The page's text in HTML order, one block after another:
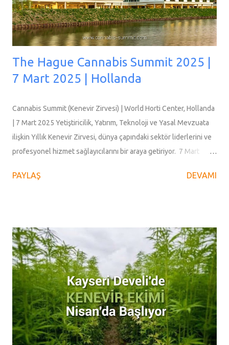
program kapsamında iş fik...
The Hague Cannabis Summit 2025 |
7 Mart 2025 | Hollanda
Cannabis Summit (Kenevir Zirvesi) | World Horti Center, Hollanda
| 7 Mart 2025 Yetiştiricilik, Yatırım, Teknoloji ve Yasal Mevzuata
ilişkin Yıllık Kenevir Zirvesi, dünya çapındaki sektör liderlerini ve
profesyonel hizmet sağlayıcılarını bir araya getiriyor. 7 Mart
ev sahipliği yapacak. Bu konferans, kenevir endüstrisindeki en
panel yer alacak ve sektörün en acil konularının kapsamlı bir
incelemesini sunacak. Daha Detaylı Bilgi: https://www.cannabis-
summit.com https://www.cannabis-summit.com/programme
https://www.cannabis-summit.com/hague-summit
https://www.worldhorticenter.nl/en/events/cannabis-summit/
Bilet Satış: https://www.cannabis-summit.com/events/cannabis-
summit-world-horti-center-den-haag-7-march-2025 ▼ Diğer
Endüstr...
PAYLAŞ DEVAMI